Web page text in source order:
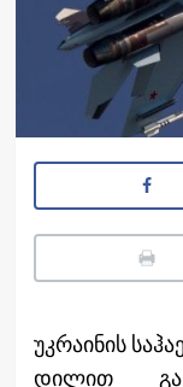
უკრაინის
დილით